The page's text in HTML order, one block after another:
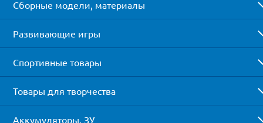
Сборные модели, материалы
Развивающие игры
Спортивные товары
Товары для творчества
Аккумуляторы, ЗУ